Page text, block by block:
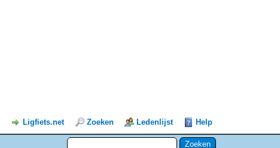
Ligfiets.net Zoeken Ledenlijst Help